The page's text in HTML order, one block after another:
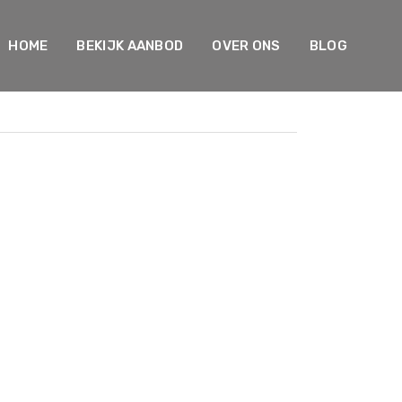
HOME BEKIJK AANBOD OVER ONS BLOG